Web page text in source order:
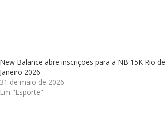
New Balance abre inscrições para a NB 15K Rio de
Janeiro 2026
31 de maio de 2026
Em "Esporte"